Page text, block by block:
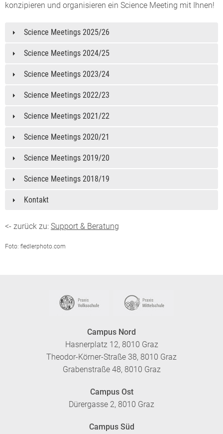
konzipieren und organisieren ein Science Meeting mit Ihnen!
Science Meetings 2025/26
Science Meetings 2024/25
Science Meetings 2023/24
Science Meetings 2022/23
Science Meetings 2021/22
Science Meetings 2020/21
Science Meetings 2019/20
Science Meetings 2018/19
Kontakt
<- zurück zu: Support & Beratung
Foto: fiedlerphoto.com
Campus Nord
Hasnerplatz 12, 8010 Graz
Theodor-Körner-Straße 38, 8010 Graz
Grabenstraße 48, 8010 Graz
Campus Ost
Dürergasse 2, 8010 Graz
Campus Süd